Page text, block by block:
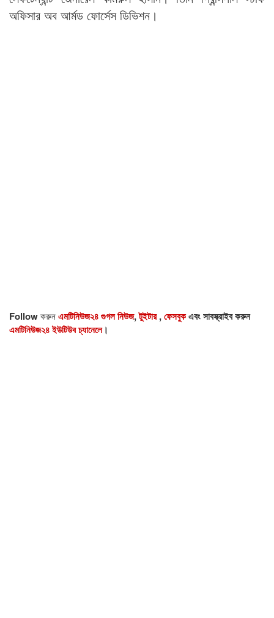
অফিসার অব আর্মড ফোর্সেস ডিভিশন।
Followকরুনএমটিনিউজ২৪ গুগল নিউজ,টুইটার,ফেসবুকএবং সাবস্ক্রাইব করুন
এমটিনিউজ২৪ ইউটিউব চ্যানেলে।